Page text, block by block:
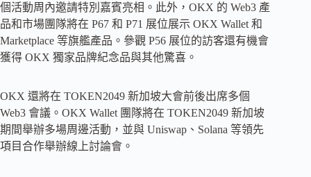
個活動周內邀請特別嘉賓亮相。此外，OKX 的 Web3 產
品和市場團隊將在 P67 和 P71 展位展示 OKX Wallet 和
Marketplace 等旗艦產品。參觀 P56 展位的訪客還有機會
獲得 OKX 獨家品牌紀念品與其他驚喜。
OKX 還將在 TOKEN2049 新加坡大會前後出席多個
Web3 會議。OKX Wallet 團隊將在 TOKEN2049 新加坡
期間舉辦多場周邊活動，並與 Uniswap、Solana 等領先
項目合作舉辦線上討論會。